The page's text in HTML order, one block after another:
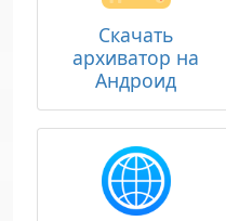
Скачать
архиватор на
Андроид